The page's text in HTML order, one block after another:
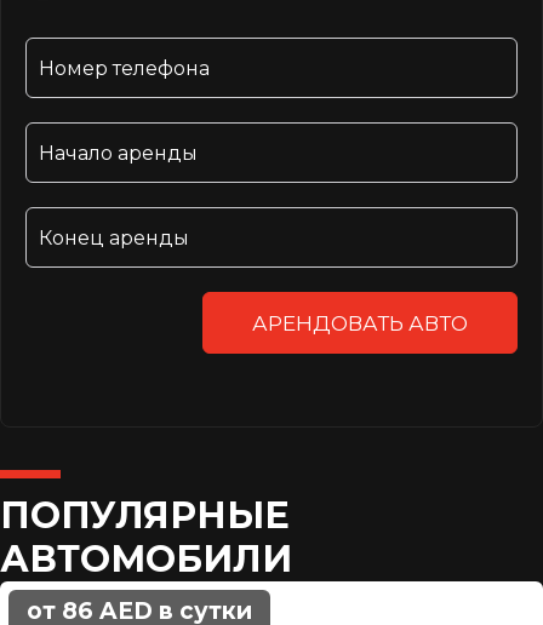
АРЕНДОВАТЬ АВТО
ПОПУЛЯРНЫЕ
АВТОМОБИЛИ
от 86 AED в сутки